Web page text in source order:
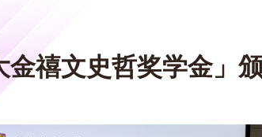
禧文史哲奖学金」